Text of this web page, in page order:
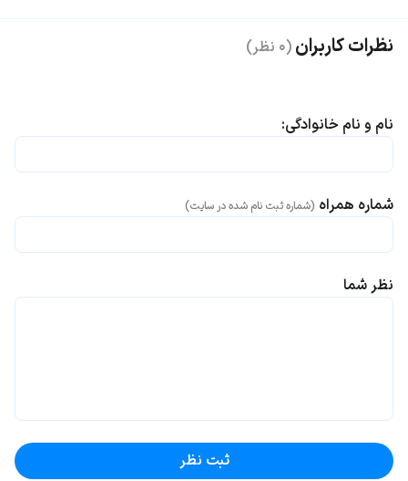
نظرات کاربران (۰ نظر)
نام و نام خانوادگی:
شماره همراه (شماره ثبت نام شده در سایت)
نظر شما
ثبت نظر